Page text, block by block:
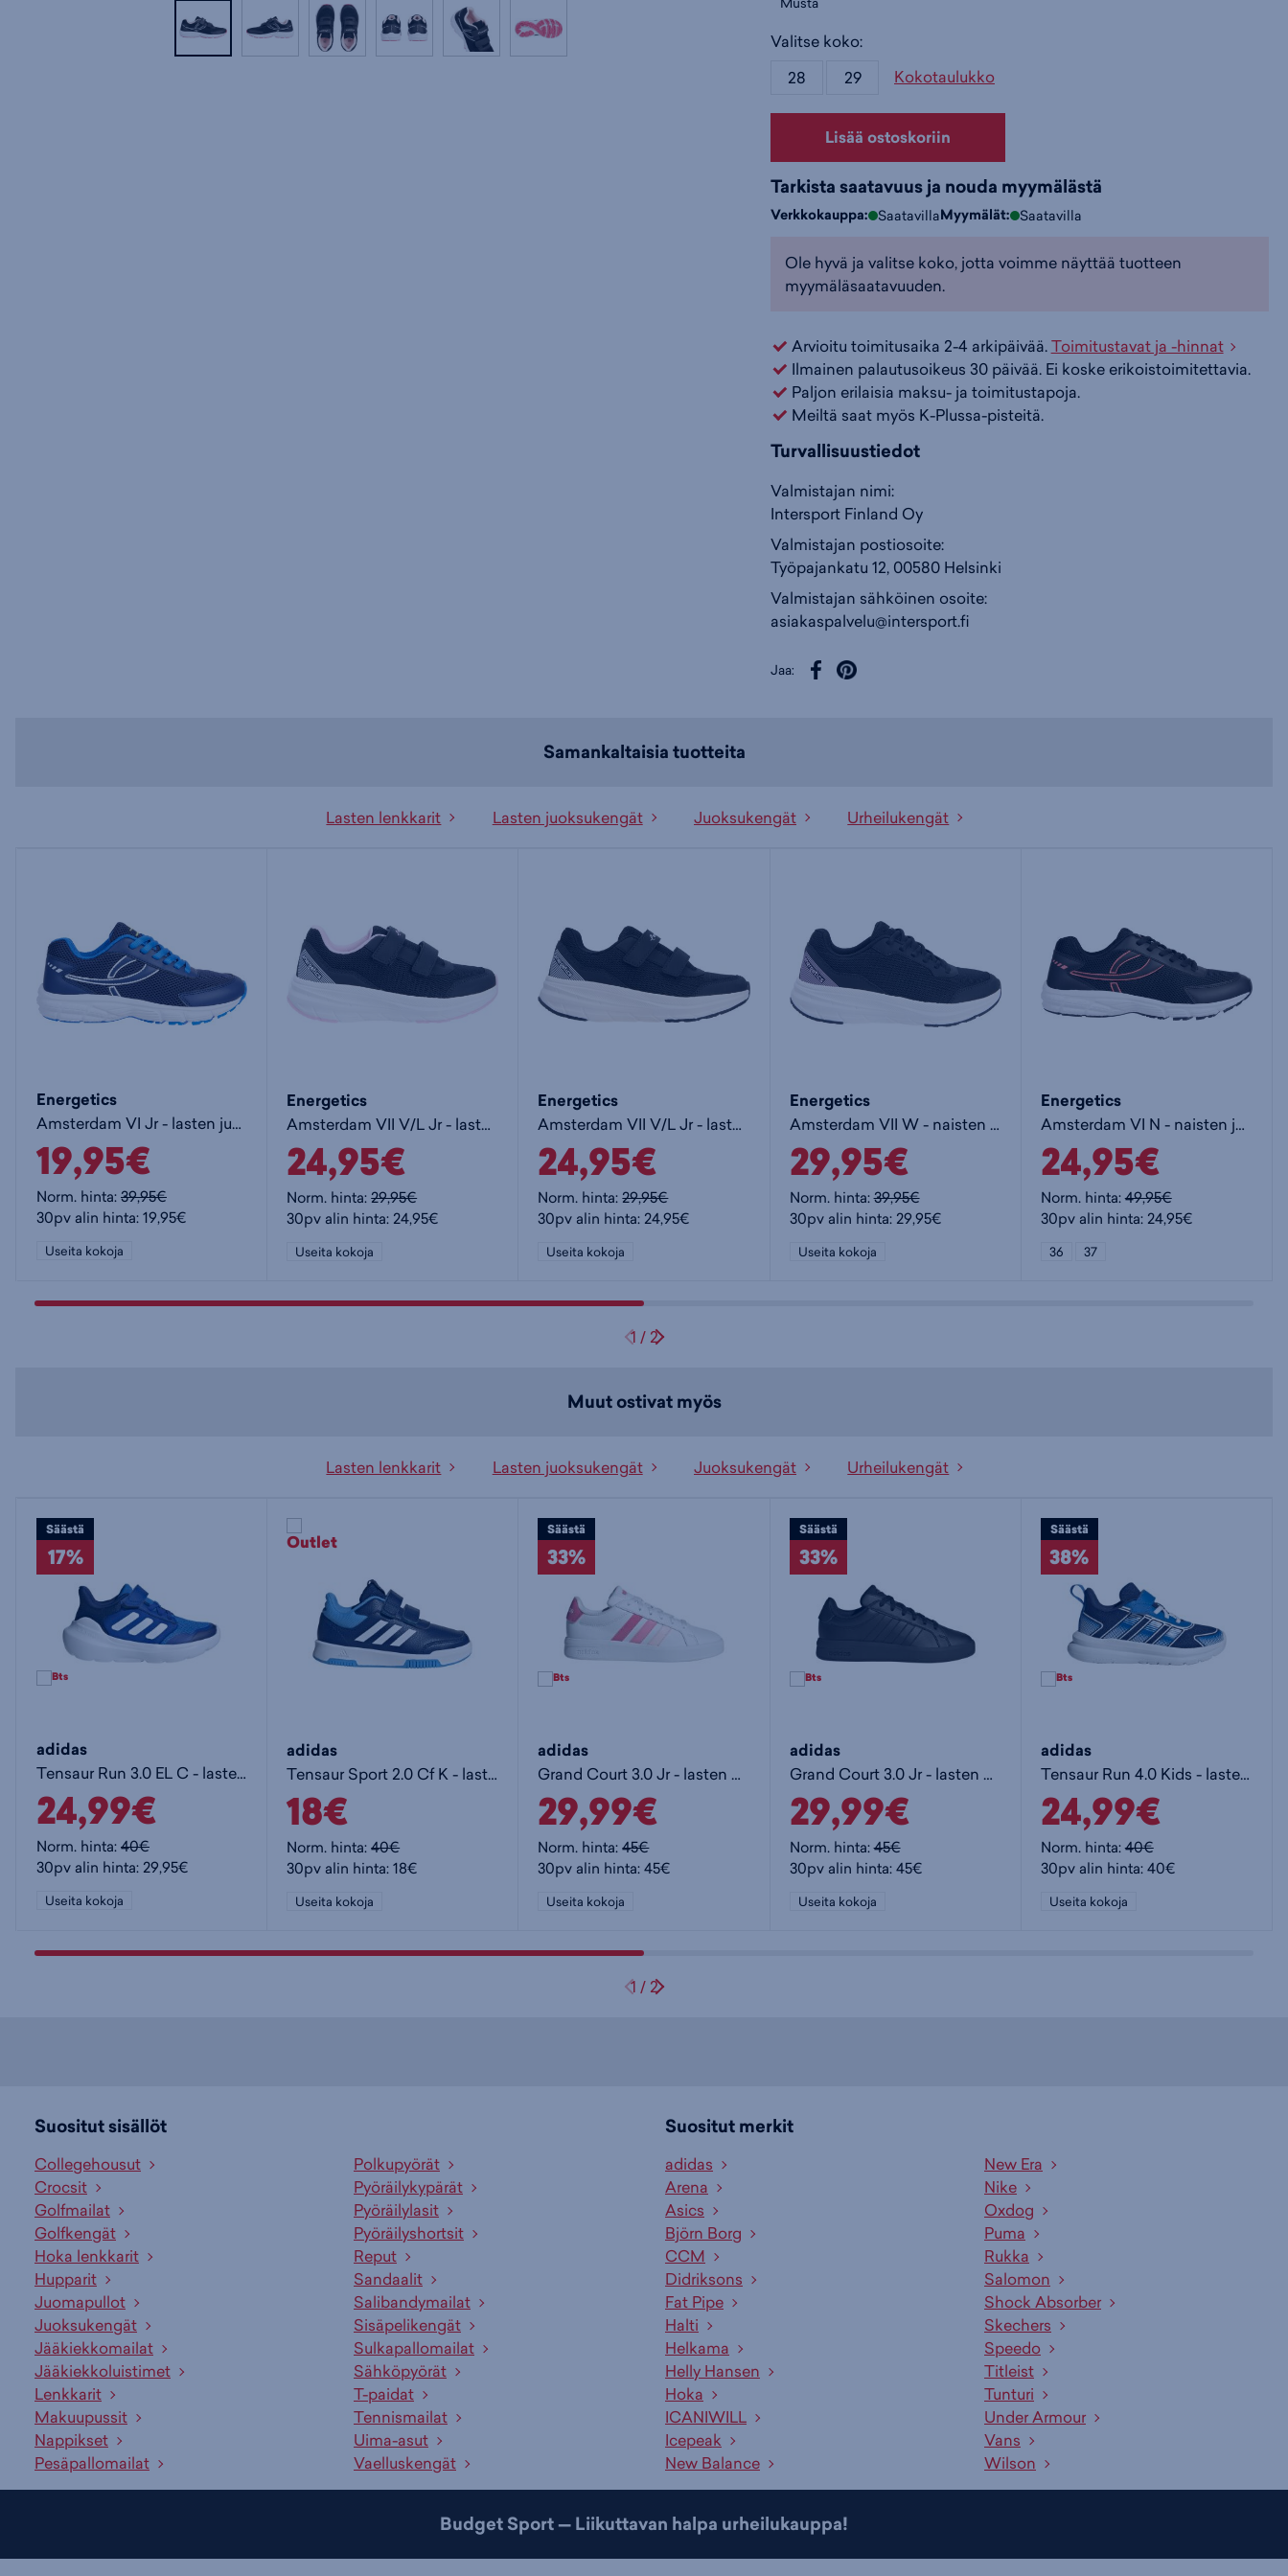
Valitse koko:
28
29 Kokotaulukko
Lisää ostoskoriin
Tarkista saatavuus ja nouda myymälästä
Verkkokauppa: SaatavillaMyymälät: Saatavilla
Ole hyvä ja valitse koko, jotta voimme näyttää tuotteen
myymäläsaatavuuden.
Arvioitu toimitusaika 2-4 arkipäivää.Toimitustavat ja -hinnat
Ilmainen palautusoikeus 30 päivää. Ei koske erikoistoimitettavia.
Paljon erilaisia maksu- ja toimitustapoja.
Meiltä saat myös K-Plussa-pisteitä.
Turvallisuustiedot
Valmistajan nimi:
Intersport Finland Oy
Valmistajan postiosoite:
Työpajankatu 12, 00580 Helsinki
Valmistajan sähköinen osoite:
asiakaspalvelu@intersport.fi
Jaa:
Samankaltaisia tuotteita
Lasten lenkkarit Lasten juoksukengät Juoksukengät Urheilukengät
Energetics
Amsterdam VI Jr - lasten juoksukengät
19,95€
Norm. hinta:39,95€
30pv alin hinta: 19,95€
Useita kokoja
Energetics
Amsterdam VII V/L Jr - lasten juoksukengät
24,95€
Norm. hinta:29,95€
30pv alin hinta: 24,95€
Useita kokoja
Energetics
Amsterdam VII V/L Jr - lasten juoksukengät
24,95€
Norm. hinta:29,95€
30pv alin hinta: 24,95€
Useita kokoja
Energetics
Amsterdam VII W - naisten juoksukengät
29,95€
Norm. hinta:39,95€
30pv alin hinta: 29,95€
Useita kokoja
Energetics
Amsterdam VI N - naisten juoksukengät
24,95€
Norm. hinta:49,95€
30pv alin hinta: 24,95€
36 37
1 / 2
Muut ostivat myös
Lasten lenkkarit Lasten juoksukengät Juoksukengät Urheilukengät
Säästä
17%
adidas
Tensaur Run 3.0 EL C - lasten juoksukengät
24,99€
Norm. hinta:40€
30pv alin hinta: 29,95€
Useita kokoja
adidas
Tensaur Sport 2.0 Cf K - lasten matalavartiset tennarit
18€
Norm. hinta:40€
30pv alin hinta: 18€
Useita kokoja
Säästä
33%
adidas
Grand Court 3.0 Jr - lasten matalavartiset tennarit
29,99€
Norm. hinta:45€
30pv alin hinta: 45€
Useita kokoja
Säästä
33%
adidas
Grand Court 3.0 Jr - lasten matalavartiset tennarit
29,99€
Norm. hinta:45€
30pv alin hinta: 45€
Useita kokoja
Säästä
38%
adidas
Tensaur Run 4.0 Kids - lasten matalavartiset tennarit
24,99€
Norm. hinta:40€
30pv alin hinta: 40€
Useita kokoja
1 / 2
Suositut sisällöt
Collegehousut
Crocsit
Golfmailat
Golfkengät
Hoka lenkkarit
Hupparit
Juomapullot
Juoksukengät
Jääkiekkomailat
Jääkiekkoluistimet
Lenkkarit
Makuupussit
Nappikset
Pesäpallomailat
Polkupyörät
Pyöräilykypärät
Pyöräilylasit
Pyöräilyshortsit
Reput
Sandaalit
Salibandymailat
Sisäpelikengät
Sulkapallomailat
Sähköpyörät
T-paidat
Tennismailat
Uima-asut
Vaelluskengät
Suositut merkit
adidas
Arena
Asics
Björn Borg
CCM
Didriksons
Fat Pipe
Halti
Helkama
Helly Hansen
Hoka
ICANIWILL
Icepeak
New Balance
New Era
Nike
Oxdog
Puma
Rukka
Salomon
Shock Absorber
Skechers
Speedo
Titleist
Tunturi
Under Armour
Vans
Wilson
Budget Sport — Liikuttavan halpa urheilukauppa!